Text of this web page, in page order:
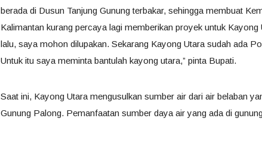
berada di Dusun Tanjung Gunung terbakar, sehingga membuat
Kalimantan kurang percaya lagi memberikan proyek untuk
lalu, saya mohon dilupakan. Sekarang Kayong Utara sudah ada
Untuk itu saya meminta bantulah kayong utara,” pinta Bupati.
Saat ini, Kayong Utara mengusulkan sumber air dari air belaban
Gunung Palong. Pemanfaatan sumber daya air yang ada di